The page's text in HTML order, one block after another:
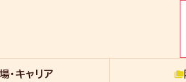
・キャリア